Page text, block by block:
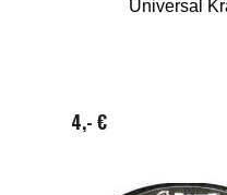
Universal
4,- €